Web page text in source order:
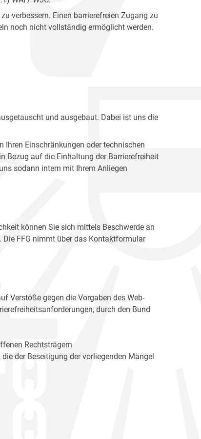
verbessern. Einen barrierefreien Zugang zu
noch nicht vollständig ermöglicht werden.
und ausgebaut. Dabei ist uns die
Ihren Einschränkungen oder technischen
Bezug auf die Einhaltung der Barrierefreiheit
sodann intern mit Ihrem Anliegen
können Sie sich mittels Beschwerde an
FFG nimmt über das Kontaktformular
Verstöße gegen die Vorgaben des Web-
durch den Bund
Rechtsträgern
der Beseitigung der vorliegenden Mängel